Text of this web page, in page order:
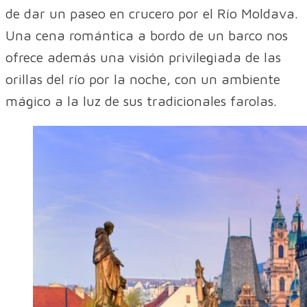
de dar un paseo en crucero por el Río Moldava.
Una cena romántica a bordo de un barco nos
ofrece además una visión privilegiada de las
orillas del río por la noche, con un ambiente
mágico a la luz de sus tradicionales farolas.